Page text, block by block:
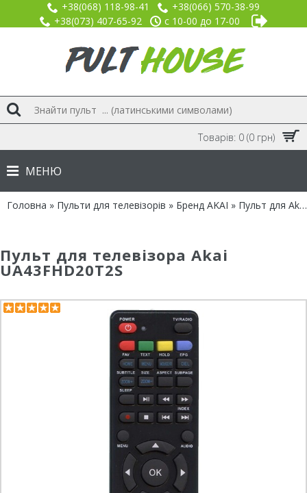
+38(068) 118-98-41
+38(066) 570-38-99
+38(073) 407-65-92
с 10-00 до 17-00
Товарів: 0 (0 грн)
МЕНЮ
Головна » Пульти для телевізорів » Бренд AKAI » Пульт для Akai UA43FHD20T2S
Пульт для телевізора Akai
UA43FHD20T2S